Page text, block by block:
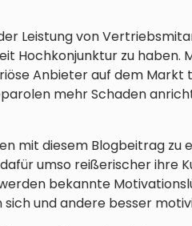
Leistung von
Hochkonjunktur zu haben.
Anbieter auf dem Markt
mehr Schaden
mit diesem Blogbeitrag zu
umso reißerischer ihre
bekannte
und andere besser